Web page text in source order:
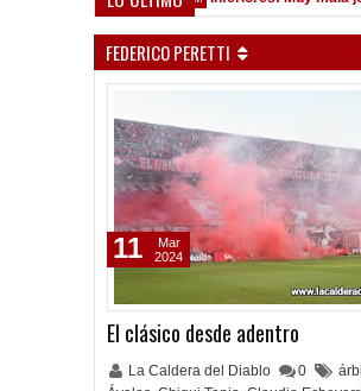
FEDERICO PERETTI
El clásico desde adentro
La Caldera del Diablo 0
11
Mar
2024